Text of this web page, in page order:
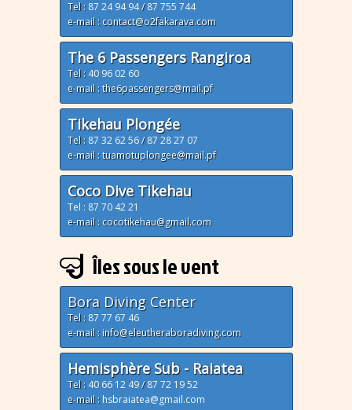
Tel : 87 24 94 94/87 755 744
e-mail : contact@o2fakarava.com
The 6 Passengers Rangiroa
Tel : 40 96 02 60
e-mail : the6passengers@mail.pf
Tikehau Plongée
Tel : 87 32 62 56/87 28 27 07
e-mail : tuamotuplongee@mail.pf
Coco Dive Tikehau
Tel : 87 70 42 21
e-mail : cocotikehau@gmail.com
Îles sous le vent
Bora Diving Center
Tel : 87 77 67 46
e-mail : info@eleutheraboradiving.com
Hemisphère Sub - Raiatea
Tel : 40 66 12 49/87 72 19 52
e-mail : hsbraiatea@gmail.com